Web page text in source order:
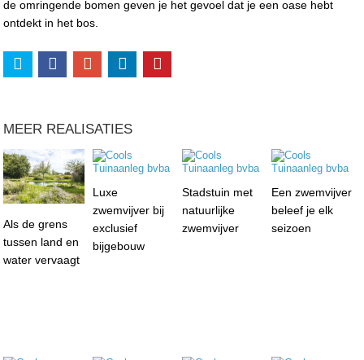
de omringende bomen geven je het gevoel dat je een oase hebt
ontdekt in het bos.
MEER REALISATIES
Als de grens
tussen land en
water vervaagt
Luxe
zwemvijver bij
exclusief
bijgebouw
Stadstuin met
natuurlijke
zwemvijver
Een zwemvijver
beleef je elk
seizoen